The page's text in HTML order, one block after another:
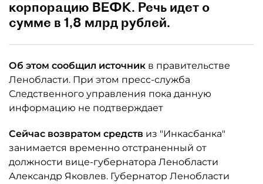
корпорацию ВЕФК. Речь идет о
сумме в 1,8 млрд рублей.
Об этом сообщил источник в правительстве
Ленобласти. При этом пресс-служба
Следственного управления пока данную
информацию не подтверждает
Сейчас возвратом средств из "Инкасбанка"
занимается временно отстраненный от
должности вице-губернатора Ленобласти
Александр Яковлев. Губернатор Ленобласти